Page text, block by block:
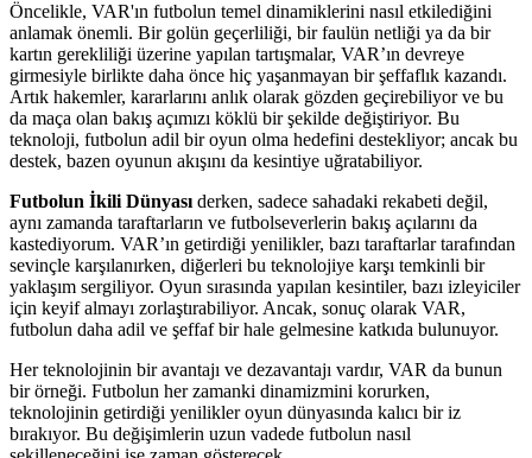
Öncelikle, VAR'ın futbolun temel dinamiklerini nasıl etkilediğini
anlamak önemli. Bir golün geçerliliği, bir faulün netliği ya da bir
kartın gerekliliği üzerine yapılan tartışmalar, VAR’ın devreye
girmesiyle birlikte daha önce hiç yaşanmayan bir şeffaflık kazandı.
Artık hakemler, kararlarını anlık olarak gözden geçirebiliyor ve bu
da maça olan bakış açımızı köklü bir şekilde değiştiriyor. Bu
teknoloji, futbolun adil bir oyun olma hedefini destekliyor; ancak bu
destek, bazen oyunun akışını da kesintiye uğratabiliyor.
Futbolun İkili Dünyası derken, sadece sahadaki rekabeti değil,
aynı zamanda taraftarların ve futbolseverlerin bakış açılarını da
kastediyorum. VAR’ın getirdiği yenilikler, bazı taraftarlar tarafından
sevinçle karşılanırken, diğerleri bu teknolojiye karşı temkinli bir
yaklaşım sergiliyor. Oyun sırasında yapılan kesintiler, bazı izleyiciler
için keyif almayı zorlaştırabiliyor. Ancak, sonuç olarak VAR,
futbolun daha adil ve şeffaf bir hale gelmesine katkıda bulunuyor.
Her teknolojinin bir avantajı ve dezavantajı vardır, VAR da bunun
bir örneği. Futbolun her zamanki dinamizmini korurken,
teknolojinin getirdiği yenilikler oyun dünyasında kalıcı bir iz
bırakıyor. Bu değişimlerin uzun vadede futbolun nasıl